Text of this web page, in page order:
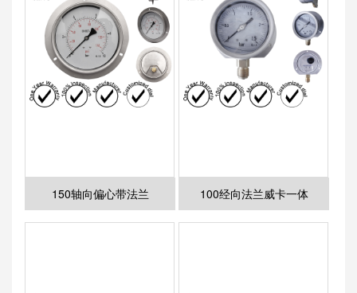
150轴向偏心带法兰 100经向法兰威卡一体